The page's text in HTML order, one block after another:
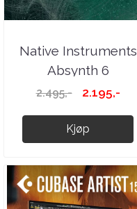
Native Instruments
Absynth 6
2.495,- 2.195,-
Kjøp